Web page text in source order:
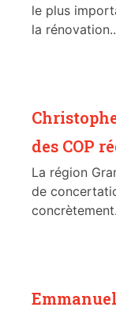
le plus
la
des COP
La région
de